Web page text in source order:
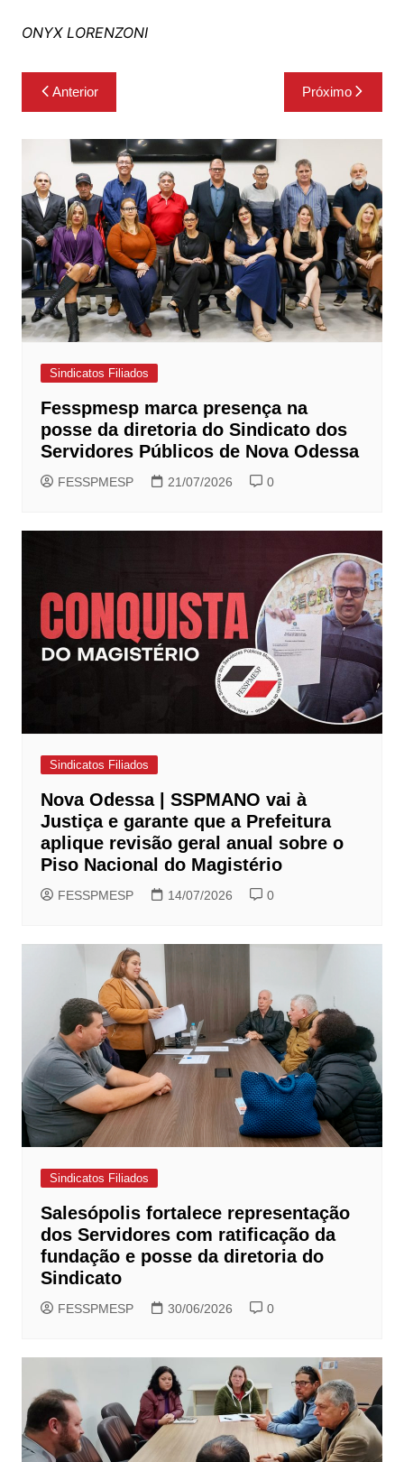
ONYX LORENZONI
Navegação
de
Post
Anterior Próximo
Sindicatos Filiados
Fesspmesp marca presença na
posse da diretoria do Sindicato dos
Servidores Públicos de Nova Odessa
FESSPMESP 21/07/2026 0
Sindicatos Filiados
Nova Odessa | SSPMANO vai à
Justiça e garante que a Prefeitura
aplique revisão geral anual sobre o
Piso Nacional do Magistério
FESSPMESP 14/07/2026 0
Sindicatos Filiados
Salesópolis fortalece representação
dos Servidores com ratificação da
fundação e posse da diretoria do
Sindicato
FESSPMESP 30/06/2026 0